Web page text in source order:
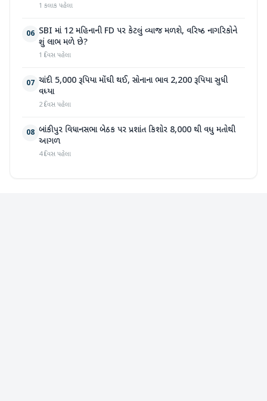
1 કલાક પહેલા
06 SBI માં 12 મહિનાની FD પર કેટલું વ્યાજ મળશે, વરિષ્ઠ નાગરિકોને
શું લાભ મળે છે?
1 દિવસ પહેલા
07 ચાંદી 5,000 રૂપિયા મોંઘી થઈ, સોનાના ભાવ 2,200 રૂપિયા સુધી
વધ્યા
2 દિવસ પહેલા
08 બાંકીપુર વિધાનસભા બેઠક પર પ્રશાંત કિશોર 8,000 થી વધુ મતોથી
આગળ
4 દિવસ પહેલા